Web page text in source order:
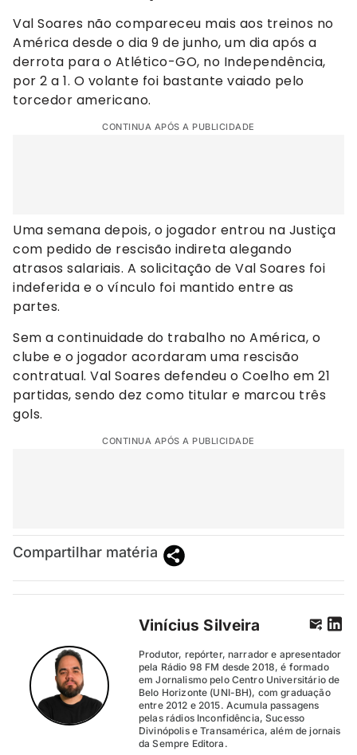
Val Soares não compareceu mais aos treinos no
América desde o dia 9 de junho, um dia após a
derrota para o Atlético-GO, no Independência,
por 2 a 1. O volante foi bastante vaiado pelo
torcedor americano.
CONTINUA APÓS A PUBLICIDADE
Uma semana depois, o jogador entrou na Justiça
com pedido de rescisão indireta alegando
atrasos salariais. A solicitação de Val Soares foi
indeferida e o vínculo foi mantido entre as
partes.
Sem a continuidade do trabalho no América, o
clube e o jogador acordaram uma rescisão
contratual. Val Soares defendeu o Coelho em 21
partidas, sendo dez como titular e marcou três
gols.
CONTINUA APÓS A PUBLICIDADE
Compartilhar matéria
Vinícius Silveira
Produtor, repórter, narrador e apresentador
pela Rádio 98 FM desde 2018, é formado
em Jornalismo pelo Centro Universitário de
Belo Horizonte (UNI-BH), com graduação
entre 2012 e 2015. Acumula passagens
pelas rádios Inconfidência, Sucesso
Divinópolis e Transamérica, além de jornais
da Sempre Editora.